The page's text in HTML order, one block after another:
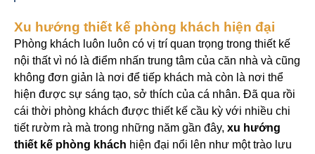
Xu hướng thiết kế phòng khách hiện đại
Phòng khách luôn luôn có vị trí quan trọng trong thiết kế
nội thất vì nó là điểm nhấn trung tâm của căn nhà và cũng
không đơn giản là nơi để tiếp khách mà còn là nơi thể
hiện được sự sáng tạo, sở thích của cá nhân. Đã qua rồi
cái thời phòng khách được thiết kế cầu kỳ với nhiều chi
tiết rườm rà mà trong những năm gần đây, xu hướng
thiết kế phòng khách hiện đại nổi lên như một trào lưu